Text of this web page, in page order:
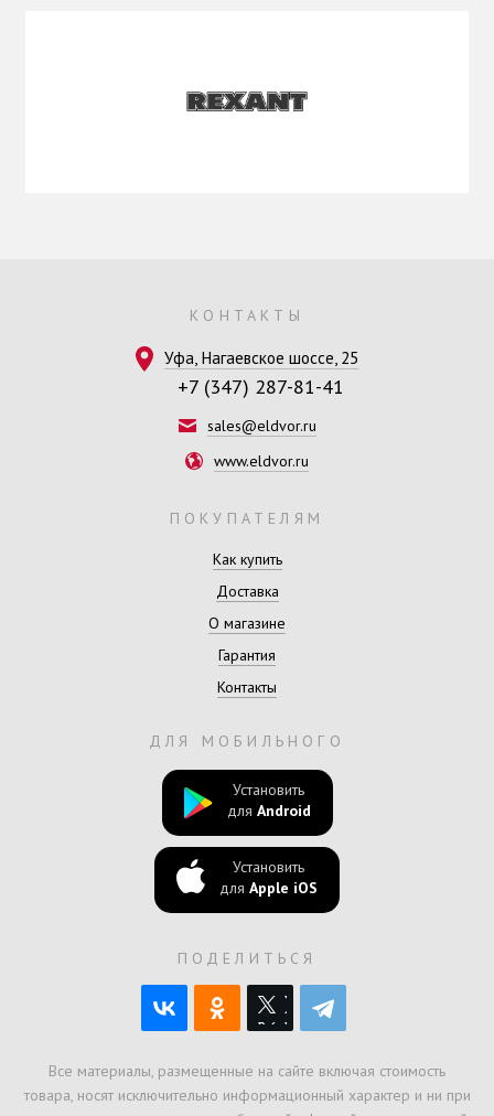
КОНТАКТЫ
Уфа, Нагаевское шоссе, 25
+7 (347) 287-81-41
sales@eldvor.ru
www.eldvor.ru
ПОКУПАТЕЛЯМ
Как купить
Доставка
О магазине
Гарантия
Контакты
ДЛЯ МОБИЛЬНОГО
Установить
для Android
Установить
для Apple iOS
ПОДЕЛИТЬСЯ
Все материалы, размещенные на сайте включая стоимость
товара, носят исключительно информационный характер и ни при